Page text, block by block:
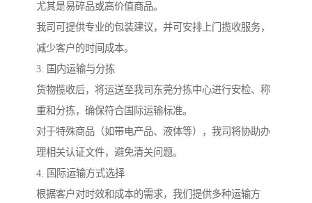
尤其是易碎品或高价值商品。
我司可提供专业的包装建议，并可安排上门揽收服务，
减少客户的时间成本。
3. 国内运输与分拣
货物揽收后，将运送至我司东莞分拣中心进行安检、称
重和分拣，确保符合国际运输标准。
对于特殊商品（如带电产品、液体等），我司将协助办
理相关认证文件，避免清关问题。
4. 国际运输方式选择
根据客户对时效和成本的需求，我们提供多种运输方